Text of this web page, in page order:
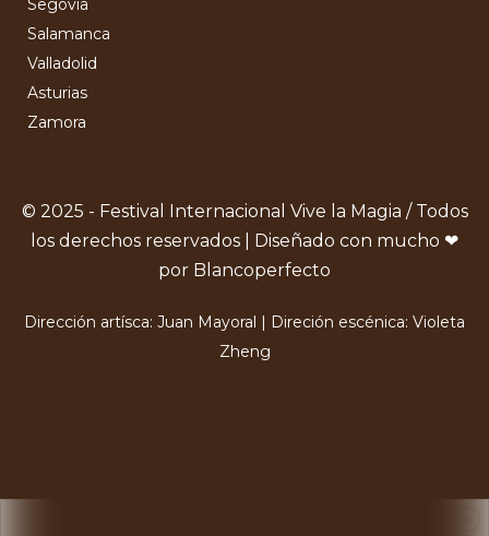
Salamanca
Valladolid
Asturias
Zamora
© 2025 - Festival Internacional Vive la Magia / Todos
los derechos reservados | Diseñado con mucho ❤
por Blancoperfecto
Dirección artísca: Juan Mayoral | Direción escénica: Violeta
Zheng